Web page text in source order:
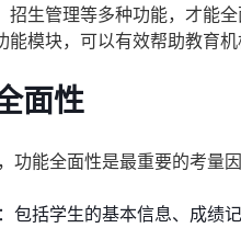
招生管理等多种功能，才能
能模块，可以有效帮助教育
面性
功能全面性是最重要的考量
：包括学生的基本信息、成绩